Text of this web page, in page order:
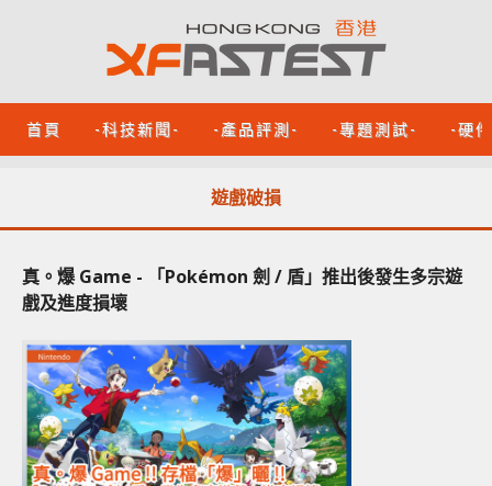
首頁 -科技新聞- -產品評測- -專題測試- -硬
遊戲破損
真。爆 Game - 「Pokémon 劍 / 盾」推出後發生多宗遊
戲及進度損壞